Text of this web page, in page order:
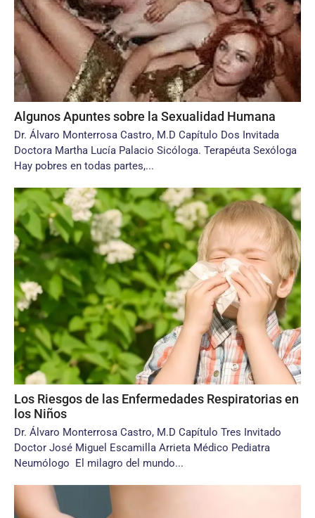
Algunos Apuntes sobre la Sexualidad Humana
Dr. Álvaro Monterrosa Castro, M.D Capítulo Dos Invitada
Doctora Martha Lucía Palacio Sicóloga. Terapéuta Sexóloga
Hay pobres en todas partes,...
Los Riesgos de las Enfermedades Respiratorias en
los Niños
Dr. Álvaro Monterrosa Castro, M.D Capítulo Tres Invitado
Doctor José Miguel Escamilla Arrieta Médico Pediatra
Neumólogo El milagro del mundo...